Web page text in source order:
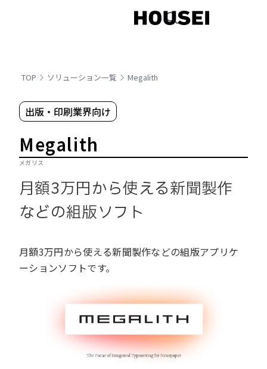
TOP ソリューション一覧 Megalith
出版・印刷業界向け
Megalith
メガリス
月額3万円から使える新聞製作
などの組版ソフト
月額3万円から使える新聞製作などの組版アプリケ
ーションソフトです。